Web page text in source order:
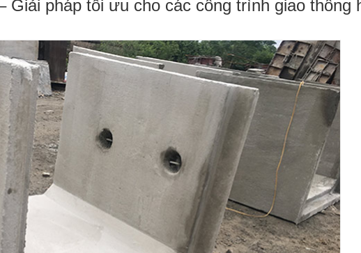
Giải pháp tối ưu cho các công trình giao thông